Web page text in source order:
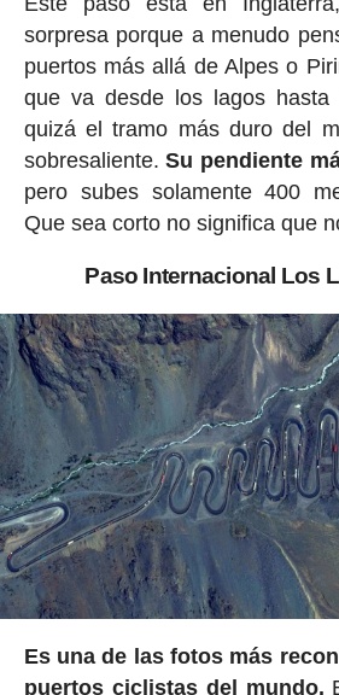
sorpresa porque a menudo
puertos más allá de Alpes o
que va desde los lagos hasta
quizá el tramo más duro del
sobresaliente.Su pendiente
pero subes solamente 400
Que sea corto no significa que
Paso Internacional Los
Es una de las fotos más
puertos ciclistas del mundo.